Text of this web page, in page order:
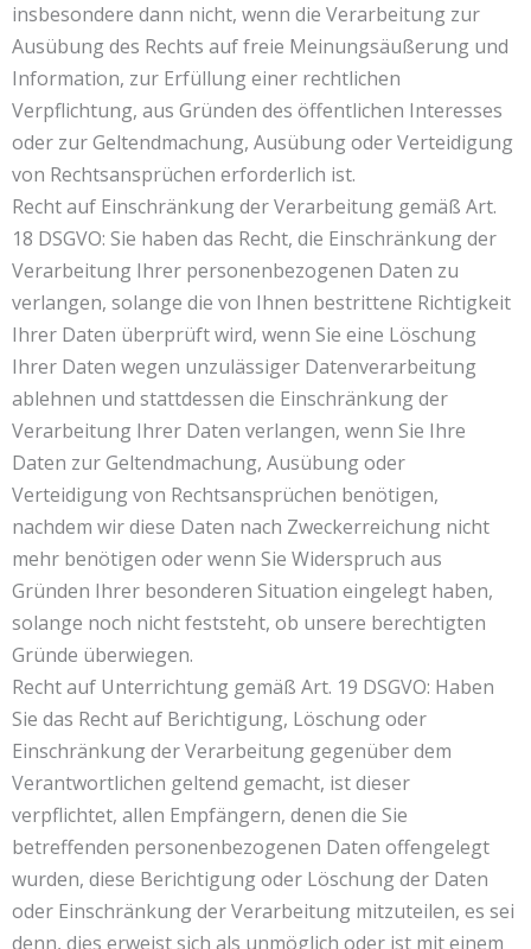
insbesondere dann nicht, wenn die Verarbeitung zur
Ausübung des Rechts auf freie Meinungsäußerung und
Information, zur Erfüllung einer rechtlichen
Verpflichtung, aus Gründen des öffentlichen Interesses
oder zur Geltendmachung, Ausübung oder Verteidigung
von Rechtsansprüchen erforderlich ist.
Recht auf Einschränkung der Verarbeitung gemäß Art.
18 DSGVO: Sie haben das Recht, die Einschränkung der
Verarbeitung Ihrer personenbezogenen Daten zu
verlangen, solange die von Ihnen bestrittene Richtigkeit
Ihrer Daten überprüft wird, wenn Sie eine Löschung
Ihrer Daten wegen unzulässiger Datenverarbeitung
ablehnen und stattdessen die Einschränkung der
Verarbeitung Ihrer Daten verlangen, wenn Sie Ihre
Daten zur Geltendmachung, Ausübung oder
Verteidigung von Rechtsansprüchen benötigen,
nachdem wir diese Daten nach Zweckerreichung nicht
mehr benötigen oder wenn Sie Widerspruch aus
Gründen Ihrer besonderen Situation eingelegt haben,
solange noch nicht feststeht, ob unsere berechtigten
Gründe überwiegen.
Recht auf Unterrichtung gemäß Art. 19 DSGVO: Haben
Sie das Recht auf Berichtigung, Löschung oder
Einschränkung der Verarbeitung gegenüber dem
Verantwortlichen geltend gemacht, ist dieser
verpflichtet, allen Empfängern, denen die Sie
betreffenden personenbezogenen Daten offengelegt
wurden, diese Berichtigung oder Löschung der Daten
oder Einschränkung der Verarbeitung mitzuteilen, es sei
denn, dies erweist sich als unmöglich oder ist mit einem